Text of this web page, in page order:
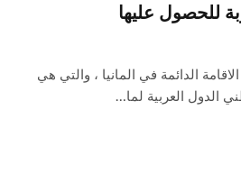
للحصول عليها
الدائمة في المانيا ، والتي هي
الدول العربية لما…